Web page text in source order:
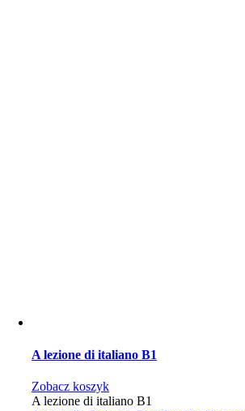
A lezione di italiano B1
Zobacz koszyk
A lezione di italiano B1